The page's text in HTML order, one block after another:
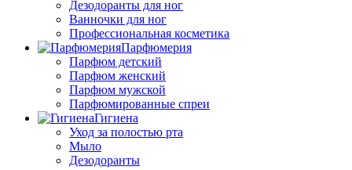
Дезодоранты для ног
Ванночки для ног
Профессиональная косметика
Парфюмерия
Парфюм детский
Парфюм женский
Парфюм мужской
Парфюмированные спреи
Гигиена
Уход за полостью рта
Мыло
Дезодоранты